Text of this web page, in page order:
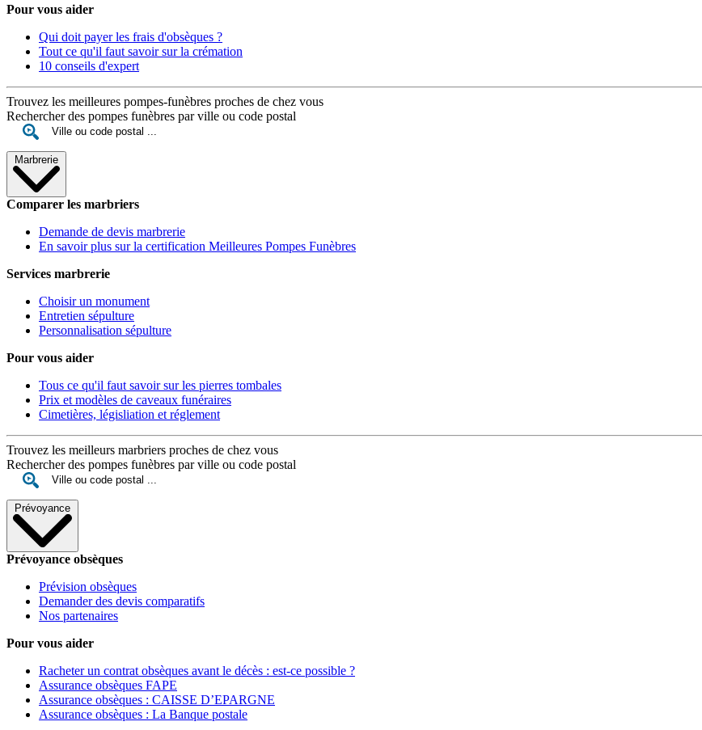
Pour vous aider
Qui doit payer les frais d'obsèques ?
Tout ce qu'il faut savoir sur la crémation
10 conseils d'expert
Trouvez les meilleures pompes-funèbres proches de chez vous
Rechercher des pompes funèbres par ville ou code postal
Marbrerie
Comparer les marbriers
Demande de devis marbrerie
En savoir plus sur la certification Meilleures Pompes Funèbres
Services marbrerie
Choisir un monument
Entretien sépulture
Personnalisation sépulture
Pour vous aider
Tous ce qu'il faut savoir sur les pierres tombales
Prix et modèles de caveaux funéraires
Cimetières, législiation et réglement
Trouvez les meilleurs marbriers proches de chez vous
Rechercher des pompes funèbres par ville ou code postal
Prévoyance
Prévoyance obsèques
Prévision obsèques
Demander des devis comparatifs
Nos partenaires
Pour vous aider
Racheter un contrat obsèques avant le décès : est-ce possible ?
Assurance obsèques FAPE
Assurance obsèques : CAISSE D’EPARGNE
Assurance obsèques : La Banque postale